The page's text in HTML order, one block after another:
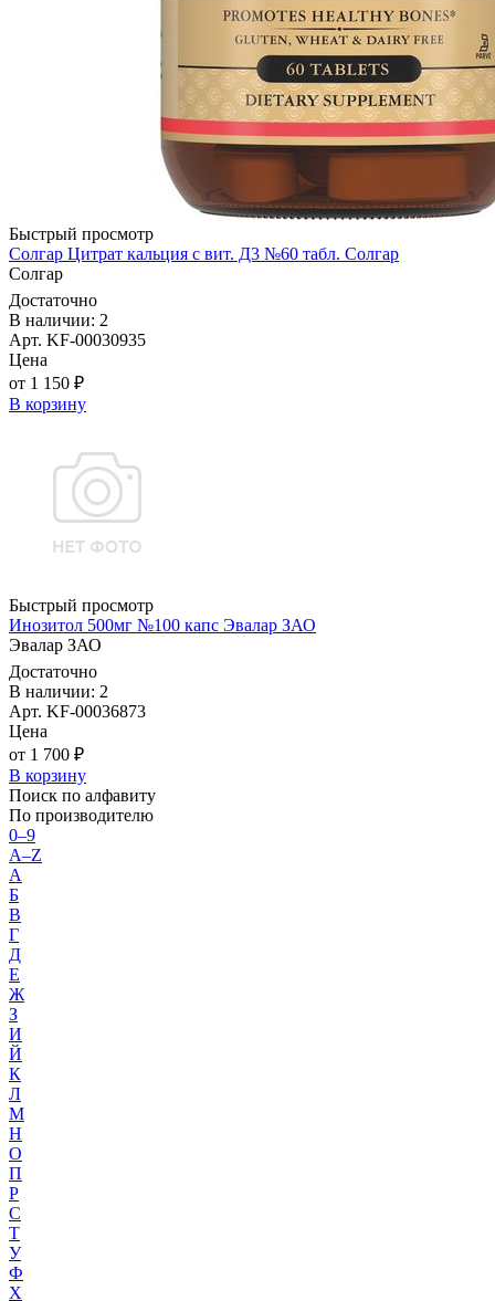
Быстрый просмотр
Солгар Цитрат кальция с вит. Д3 №60 табл. Солгар
Солгар
Достаточно
В наличии: 2
Арт. KF-00030935
Цена
от 1 150 ₽
В корзину
Быстрый просмотр
Инозитол 500мг №100 капс Эвалар ЗАО
Эвалар ЗАО
Достаточно
В наличии: 2
Арт. KF-00036873
Цена
от 1 700 ₽
В корзину
Поиск по алфавиту
По производителю
0–9
A–Z
А
Б
В
Г
Д
Е
Ж
З
И
Й
К
Л
М
Н
О
П
Р
С
Т
У
Ф
Х